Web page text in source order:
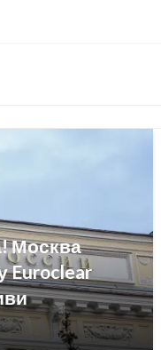
Москва
Euroclear